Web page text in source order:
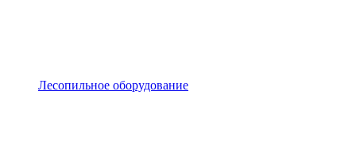
Лесопильное оборудование